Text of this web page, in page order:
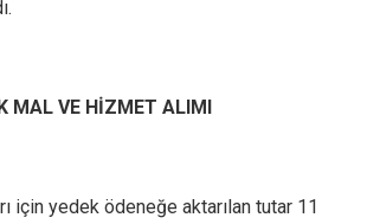
MAL VE HİZMET ALIMI
için yedek ödeneğe aktarılan tutar 11